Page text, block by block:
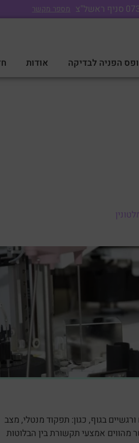
מספר מקשר
הפניה לבדיקה אודות
ומלטונין
בגוף, כגון: תפקוד מנטלי, מצב
מהווים אמצעי תקשורת בין הבלוטות